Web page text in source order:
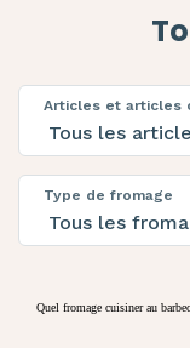
Articles et articles
Type de fromage
Quel fromage cuisiner au